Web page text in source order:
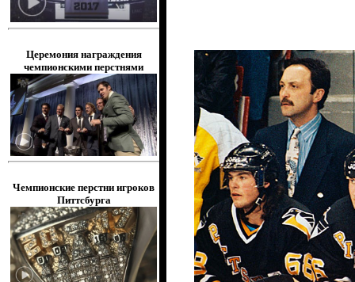
Церемония награждения
чемпионскими перстнями
Чемпионские перстни игроков
Питтсбурга